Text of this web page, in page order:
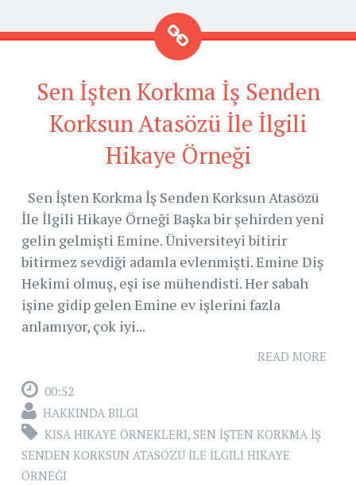
Sen İşten Korkma İş Senden
Korksun Atasözü İle İlgili
Hikaye Örneği
Sen İşten Korkma İş Senden Korksun Atasözü
İle İlgili Hikaye Örneği Başka bir şehirden yeni
gelin gelmişti Emine. Üniversiteyi bitirir
bitirmez sevdiği adamla evlenmişti. Emine Diş
Hekimi olmuş, eşi ise mühendisti. Her sabah
işine gidip gelen Emine ev işlerini fazla
anlamıyor, çok iyi...
READ MORE
00:52
HAKKINDA BILGI
KISA HIKAYE ÖRNEKLERI, SEN İŞTEN KORKMA İŞ
SENDEN KORKSUN ATASÖZÜ İLE İLGILI HIKAYE
ÖRNEĞI